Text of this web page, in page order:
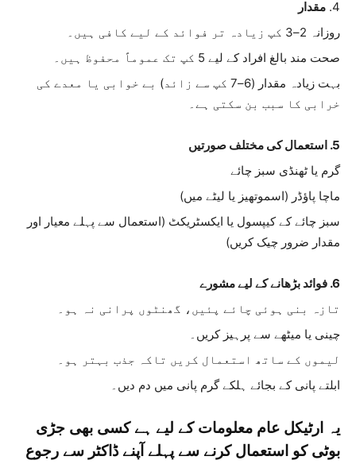
4. مقدار
روزانہ 2–3 کپ زیادہ تر فوائد کے لیے کافی ہیں۔
صحت مند بالغ افراد کے لیے 5 کپ تک عموماً محفوظ ہیں۔
بہت زیادہ مقدار (6–7 کپ سے زائد) بے خوابی یا معدے کی
خرابی کا سبب بن سکتی ہے۔
5. استعمال کی مختلف صورتیں
گرم یا ٹھنڈی سبز چائے
ماچا پاؤڈر (اسموتھیز یا لیٹے میں)
سبز چائے کے کیپسول یا ایکسٹریکٹ (استعمال سے پہلے معیار اور
مقدار ضرور چیک کریں)
6. فوائد بڑھانے کے لیے مشورے
تازہ بنی ہوئی چائے پئیں، گھنٹوں پرانی نہ ہو۔
چینی یا میٹھے سے پرہیز کریں۔
لیموں کے ساتھ استعمال کریں تاکہ جذب بہتر ہو۔
ابلتے پانی کے بجائے ہلکے گرم پانی میں دم دیں۔
یہ ارٹیکل عام معلومات کے لیے ہے کسی بھی جڑی
بوٹی کو استعمال کرنے سے پہلے آپنے ڈاکٹر سے رجوع